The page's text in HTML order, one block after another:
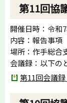
第11回協
開催日時：令和
内容：報告事項
場所：作手総
会議録：以下の
第11回会議録